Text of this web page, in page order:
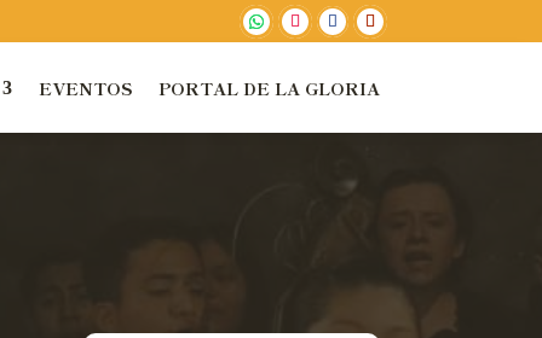
EVENTOS PORTAL DE LA GLORIA